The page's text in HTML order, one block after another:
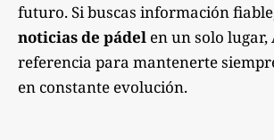
futuro. Si buscas información
noticias de pádel en un solo
referencia para mantenerte
en constante evolución.